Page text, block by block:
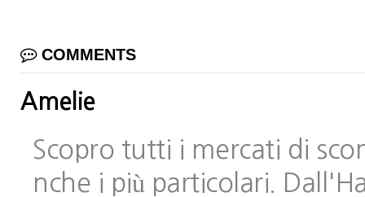
COMMENTS
Amelie
Scopro tutti i mercati di
nche i più particolari.